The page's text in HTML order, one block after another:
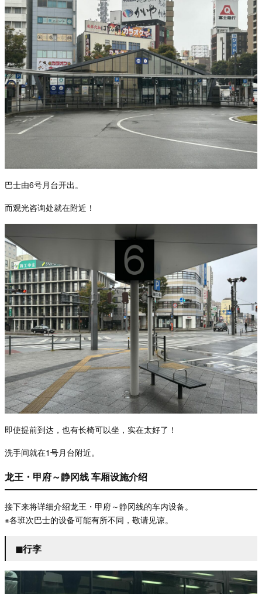
巴士由6号月台开出。
而观光咨询处就在附近！
即使提前到达，也有长椅可以坐，实在太好了！
洗手间就在1号月台附近。
龙王・甲府～静冈线 车厢设施介绍
接下来将详细介绍龙王・甲府～静冈线的车内设备。
※各班次巴士的设备可能有所不同，敬请见谅。
◼︎行李